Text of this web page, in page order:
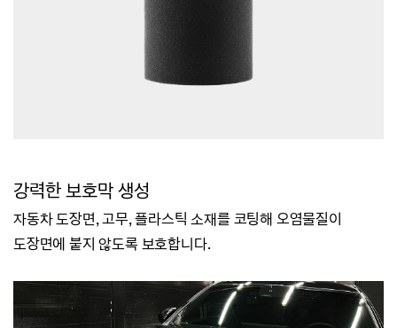
강력한 보호막 생성
자동차 도장면, 고무, 플라스틱 소재를 코팅해 오염물질이
도장면에 붙지 않도록 보호합니다.